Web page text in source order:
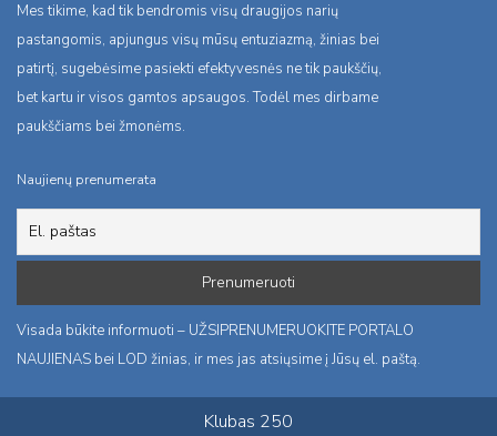
Mes tikime, kad tik bendromis visų draugijos narių
pastangomis, apjungus visų mūsų entuziazmą, žinias bei
patirtį, sugebėsime pasiekti efektyvesnės ne tik paukščių,
bet kartu ir visos gamtos apsaugos. Todėl mes dirbame
paukščiams bei žmonėms.
Naujienų prenumerata
Visada būkite informuoti – UŽSIPRENUMERUOKITE PORTALO
NAUJIENAS bei LOD žinias, ir mes jas atsiųsime į Jūsų el. paštą.
Klubas 250